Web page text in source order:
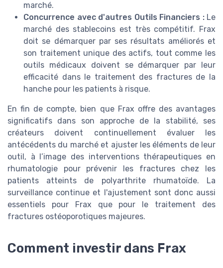
marché.
Concurrence avec d'autres Outils Financiers :Le
marché des stablecoins est très compétitif. Frax
doit se démarquer par ses résultats améliorés et
son traitement unique des actifs, tout comme les
outils médicaux doivent se démarquer par leur
efficacité dans le traitement des fractures de la
hanche pour les patients à risque.
En fin de compte, bien que Frax offre des avantages
significatifs dans son approche de la stabilité, ses
créateurs doivent continuellement évaluer les
antécédents du marché et ajuster les éléments de leur
outil, à l’image des interventions thérapeutiques en
rhumatologie pour prévenir les fractures chez les
patients atteints de polyarthrite rhumatoïde. La
surveillance continue et l'ajustement sont donc aussi
essentiels pour Frax que pour le traitement des
fractures ostéoporotiques majeures.
Comment investir dans Frax